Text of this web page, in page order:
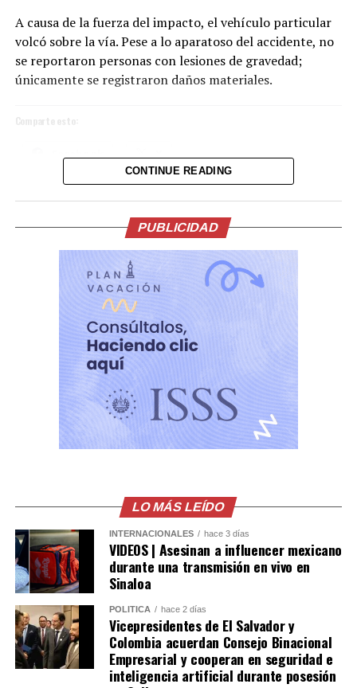
La ceremonia, incluyó una oración y reflexión que
acompañaron el inicio de esta nueva etapa de gobierno.
En su intervención, el Presidente de la Espriella, hizo
importantes anuncios en materia económica, salud,
lucha contra la corrupción, el servicio público y la
La participación del Vicepresidente Ulloa en este
histórico acto reafirma los lazos de amistad y
cooperación entre El Salvador y Colombia, así como la
voluntad de continuar fortaleciendo una agenda
bilateral orientada al desarrollo y bienestar de ambos
Comparte esto:
Me gusta esto:
A causa de la fuerza del impacto, el vehículo particular
volcó sobre la vía. Pese a lo aparatoso del accidente, no
se reportaron personas con lesiones de gravedad;
únicamente se registraron daños materiales.
Comparte esto:
Me gusta esto:
CONTINUE READING
PUBLICIDAD
LO MÁS LEÍDO
INTERNACIONALES hace 3 días
VIDEOS | Asesinan a influencer mexicano
durante una transmisión en vivo en
Sinaloa
POLÍTICA hace 2 días
Vicepresidentes de El Salvador y
Colombia acuerdan Consejo Binacional
Empresarial y cooperan en seguridad e
inteligencia artificial durante posesión